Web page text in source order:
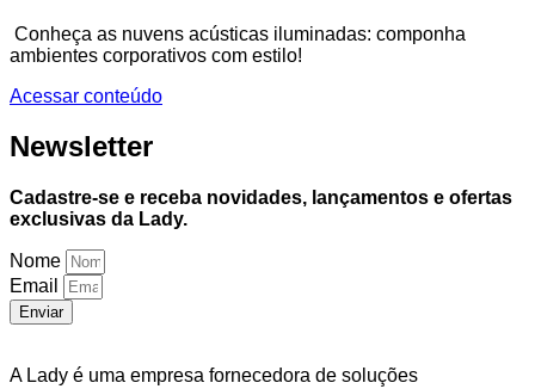
Conheça as nuvens acústicas iluminadas: componha
ambientes corporativos com estilo!
Acessar conteúdo
Newsletter
Cadastre-se e receba novidades, lançamentos e ofertas
exclusivas da Lady.
Nome
Email
Enviar
A Lady é uma empresa fornecedora de soluções